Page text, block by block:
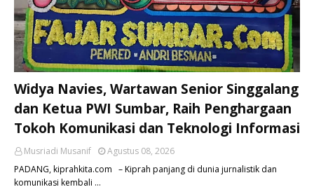
Widya Navies, Wartawan Senior Singgalang
dan Ketua PWI Sumbar, Raih Penghargaan
Tokoh Komunikasi dan Teknologi Informasi
Musriadi Musanif
Agustus 08, 2026
PADANG, kiprahkita.com – Kiprah panjang di dunia jurnalistik dan
komunikasi kembali …